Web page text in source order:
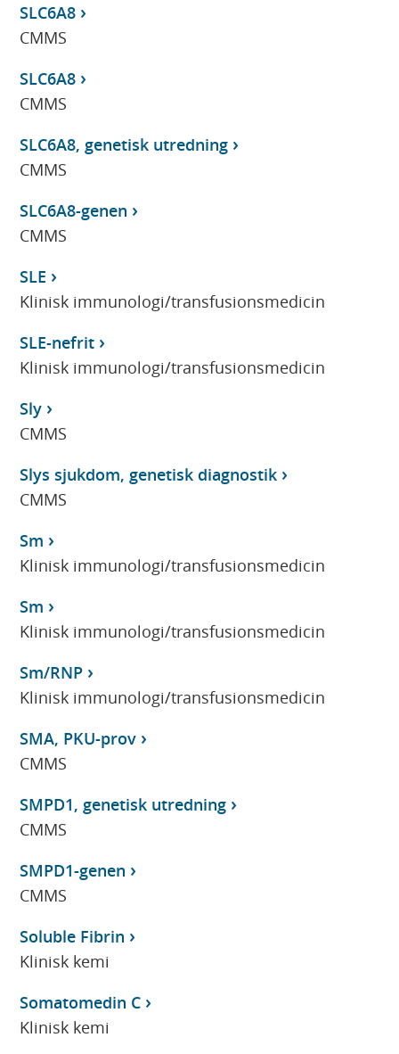
SLC6A8
CMMS
SLC6A8
CMMS
SLC6A8, genetisk utredning
CMMS
SLC6A8-genen
CMMS
SLE
Klinisk immunologi/transfusionsmedicin
SLE-nefrit
Klinisk immunologi/transfusionsmedicin
Sly
CMMS
Slys sjukdom, genetisk diagnostik
CMMS
Sm
Klinisk immunologi/transfusionsmedicin
Sm
Klinisk immunologi/transfusionsmedicin
Sm/RNP
Klinisk immunologi/transfusionsmedicin
SMA, PKU-prov
CMMS
SMPD1, genetisk utredning
CMMS
SMPD1-genen
CMMS
Soluble Fibrin
Klinisk kemi
Somatomedin C
Klinisk kemi